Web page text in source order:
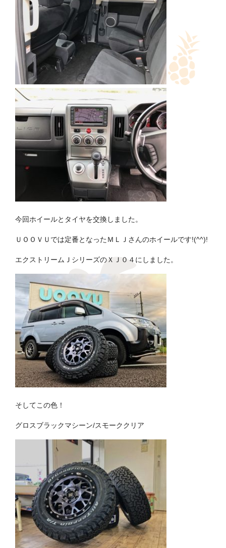
今回ホイールとタイヤを交換しました。
ＵＯＯＶＵでは定番となったＭＬＪさんのホイールです!(^^)!
エクストリームＪシリーズのＸＪ０４にしました。
そしてこの色！
グロスブラックマシーン/スモーククリア